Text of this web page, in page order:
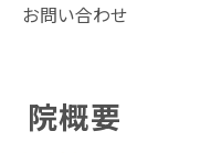
お問い合わせ
院概要